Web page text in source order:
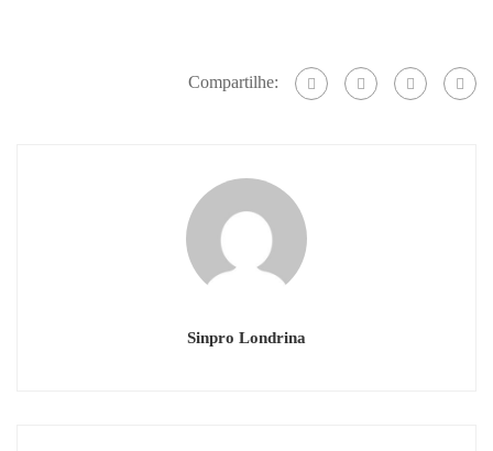
Compartilhe:
Sinpro Londrina